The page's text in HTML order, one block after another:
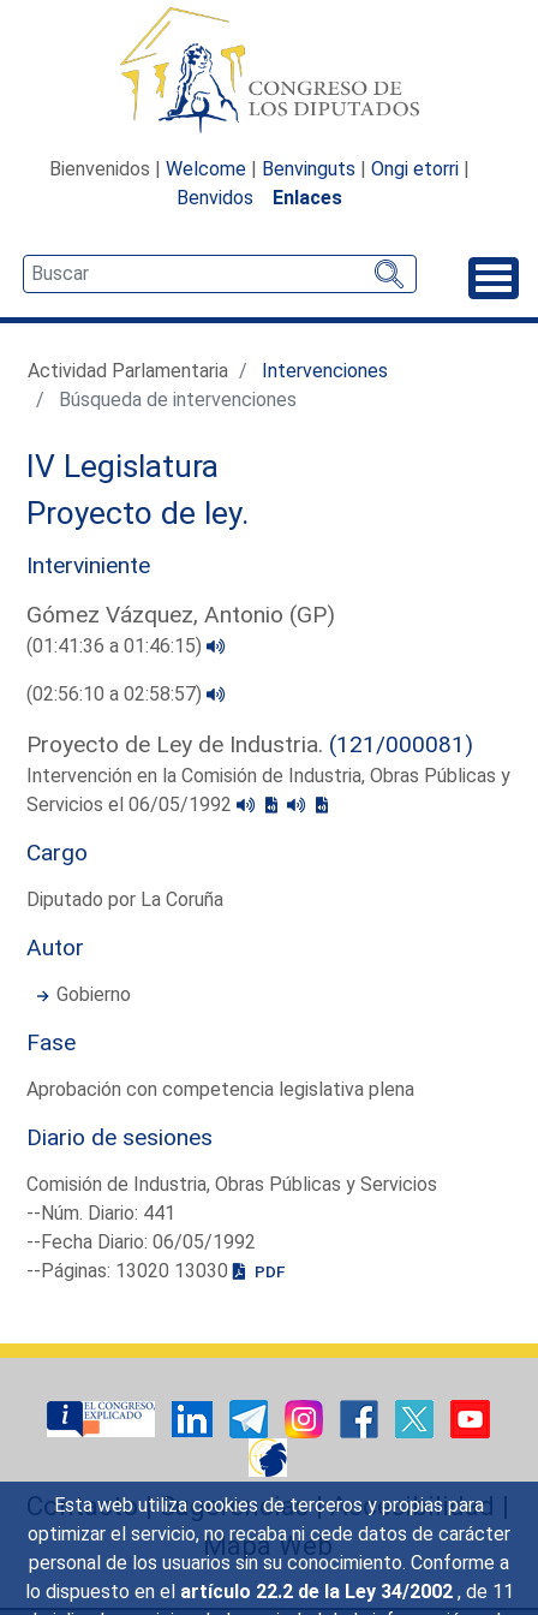
Esta web utiliza cookies de terceros y propias para
optimizar el servicio, no recaba ni cede datos de carácter
personal de los usuarios sin su conocimiento. Conforme a
lo dispuesto en el artículo 22.2 de la Ley 34/2002 , de 11
Bienvenidos | Welcome | Benvinguts | Ongi etorri |
Benvidos
Enlaces
Actividad Parlamentaria
Intervenciones
Búsqueda de intervenciones
IV Legislatura
Proyecto de ley.
Interviniente
Gómez Vázquez, Antonio (GP)
(01:41:36 a 01:46:15)
(02:56:10 a 02:58:57)
Proyecto de Ley de Industria. (121/000081)
Intervención en la Comisión de Industria, Obras Públicas y
Servicios el 06/05/1992
Cargo
Diputado por La Coruña
Autor
Gobierno
Fase
Aprobación con competencia legislativa plena
Diario de sesiones
Comisión de Industria, Obras Públicas y Servicios
--Núm. Diario: 441
--Fecha Diario: 06/05/1992
--Páginas: 13020 13030
PDF
Contacto|Sugerencias|Accesibilidad |
Mapa Web